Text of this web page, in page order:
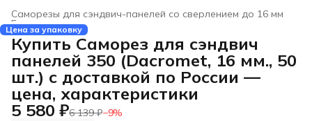
Саморезы для сэндвич-панелей со сверлением до 16 мм
Главная ›
Цена за упаковку
Купить Саморез для сэндвич
панелей 350 (Dacromet, 16 мм., 50
шт.) с доставкой по России —
цена, характеристики
5 580 ₽6 139 ₽−9%